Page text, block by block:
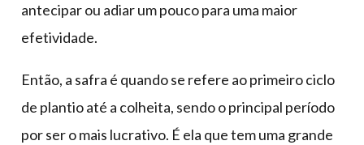
antecipar ou adiar um pouco para uma maior
efetividade.
Então, a safra é quando se refere ao primeiro ciclo
de plantio até a colheita, sendo o principal período
por ser o mais lucrativo. É ela que tem uma grande